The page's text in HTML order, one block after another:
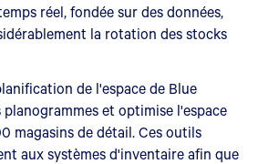
réel, fondée sur des données,
la rotation des stocks
de l'espace de Blue
planogrammes et optimise l'espace
magasins de détail. Ces outils
aux systèmes d'inventaire afin que